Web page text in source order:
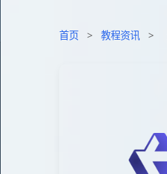
首页 > 教程资讯 >